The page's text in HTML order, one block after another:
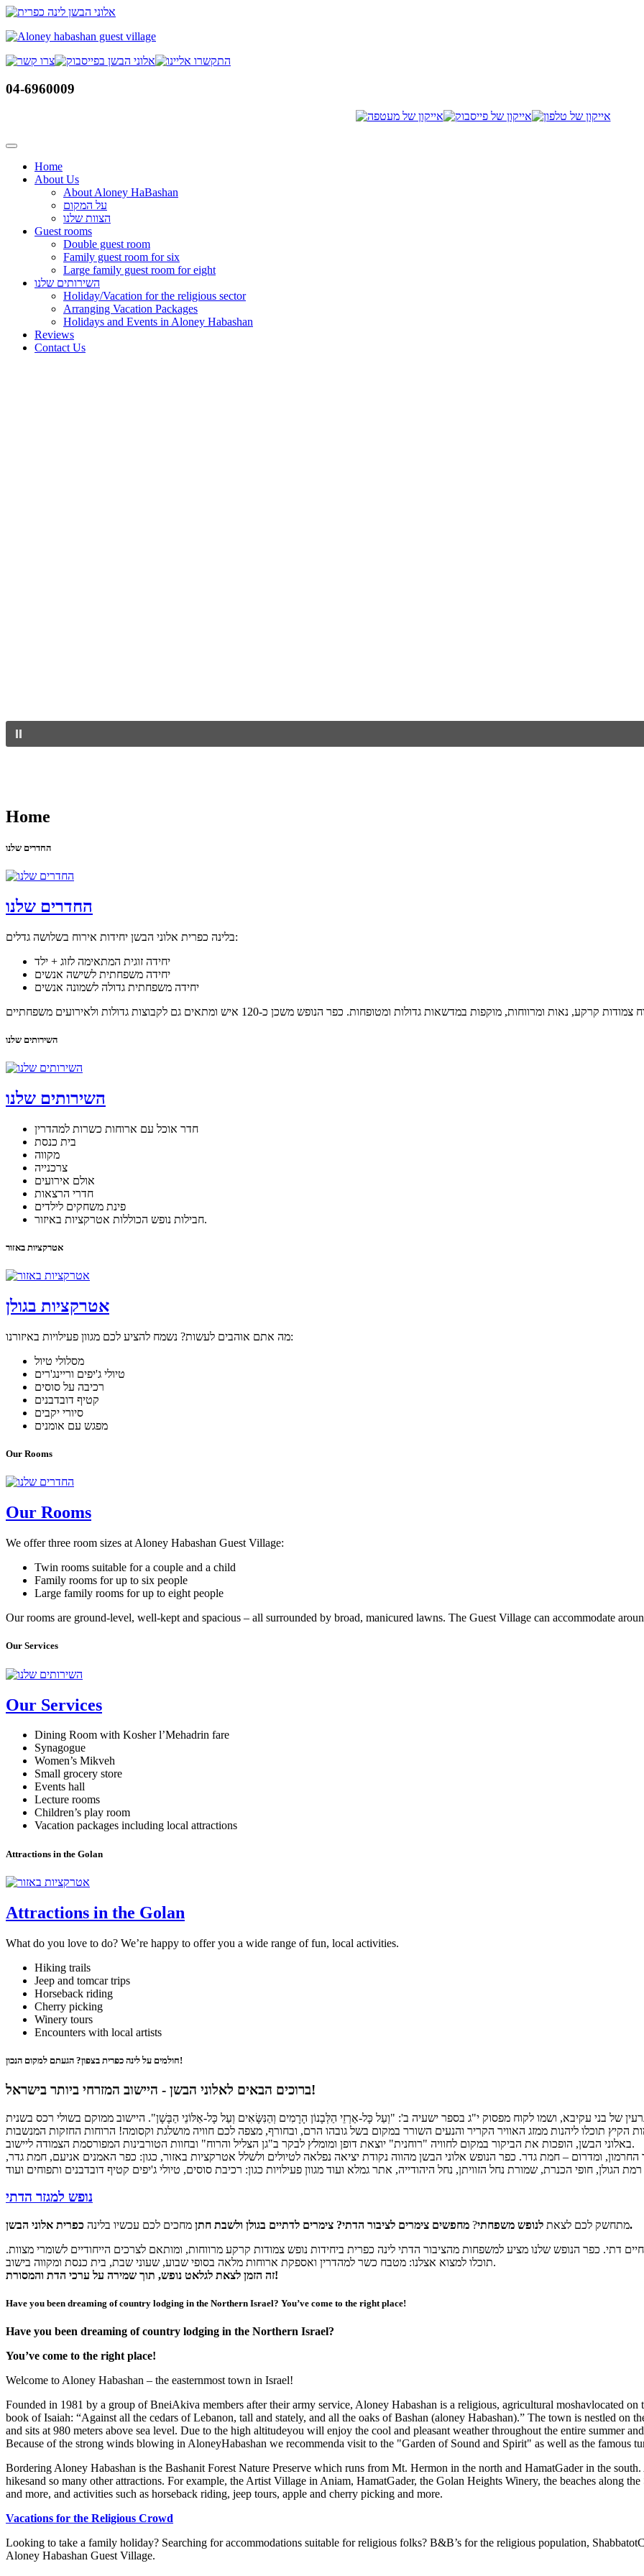
Skip
content
04-6960009
Home
About Us
About Aloney HaBashan
על המקום
הצוות שלנו
Guest rooms
Double guest room
Family guest room for six
Large family guest room for eight
השירותים שלנו
Holiday/Vacation for the religious sector
Arranging Vacation Packages
Holidays and Events in Aloney Habashan
Reviews
Contact Us
Home
החדרים שלנו
החדרים שלנו
בלינה כפרית אלוני הבשן יחידות אירוח בשלושה גדלים:
יחידה זוגית המתאימה לזוג + ילד
יחידה משפחתית לשישה אנשים
יחידה משפחתית גדולה לשמונה אנשים
השירותים שלנו
השירותים שלנו
חדר אוכל עם ארוחות כשרות למהדרין
בית כנסת
מקווה
צרכנייה
אולם אירועים
חדרי הרצאות
פינת משחקים לילדים
חבילות נופש הכוללות אטרקציות באיזור.
אטרקציות באזור
אטרקציות בגולן
מה אתם אוהבים לעשות? נשמח להציע לכם מגוון פעילויות באיזורנו:
מסלולי טיול
טיולי ג'יפים וריינג'רים
רכיבה על סוסים
קטיף דובדבנים
סיורי יקבים
מפגש עם אומנים
Our Rooms
Our Rooms
We offer three room sizes at Aloney Habashan Guest Village:
Twin rooms suitable for a couple and a child
Family rooms for up to six people
Large family rooms for up to eight people
Our rooms are ground-level, well-kept and spacious – all surrounded by broad, manicured lawns. The Guest Village can accommodate
Our Services
Our Services
Dining Room with Kosher l’Mehadrin fare
Synagogue
Women’s Mikveh
Small grocery store
Events hall
Lecture rooms
Children’s play room
Vacation packages including local attractions
Attractions in the Golan
Attractions in the Golan
What do you love to do? We’re happy to offer you a wide range of fun, local activities.
Hiking trails
Jeep and tomcar trips
Horseback riding
Cherry picking
Winery tours
Encounters with local artists
חולמים על לינה כפרית בצפון? הגעתם למקום הנכון!
ברוכים הבאים לאלוני הבשן - היישוב המזרחי ביותר בישראל!
הוא מושב שיתופי דתי שהוקם ברמת הגולן בשנת 1981 ע"י גרעין של בני עקיבא, ושמו לקוח מפסוק י"ג בספר ישעיה ב': "וְעַל כָּל-אַרְזֵי הַלְּבָנוֹן הָרָמִים וְהַנִּשָּׂאִים וְעַל כָּל-אַלּוֹנֵי הַבָּשָׁן". היישוב ממוקם בשולי רכס בשנית
מעל פני הים. במשך כל ימות הקיץ תוכלו ליהנות ממזג האוויר הקריר והנעים השורר במקום בשל גובהו הרם, ובחורף, מצפה לכם חוויה מושלגת וקסומה! הרוחות החזקות המנשבות
באלוני הבשן, הופכות את הביקור במקום לחוויה "רוחנית" יוצאת דופן ומומלץ לבקר ב"גן הצליל והרוח" ובחוות הטורבינות המפורסמת הצמודה ליישוב.
ומדרום – חמת גדר. כפר הנופש אלוני הבשן מהווה נקודת יציאה נפלאה לטיולים ולשלל אטרקציות באזור, כגון: כפר האמנים אניעם, חמת גדר,
נופש למגזר הדתי
מתחשק לכם לצאת לנופש משפחתי? מחפשים צימרים לציבור הדתי? צימרים לדתיים בגולן ולשבת חתן מחכים לכם עכשיו בלינה
כפרית אלוני הבשן.
דתי. כפר הנופש שלנו מציע למשפחות מהציבור הדתי לינה כפרית ביחידות נופש צמודות קרקע מרווחות, ומותאם לצרכים הייחודיים לשומרי מצוות.
תוכלו למצוא אצלנו: מטבח כשר למהדרין ואספקת ארוחות מלאה בסופי שבוע, שעוני שבת, בית כנסת ומקווה בישוב.
זה הזמן לצאת לגלאט נופש, תוך שמירה על ערכי הדת והמסורת!
Have you been dreaming of country lodging in the Northern Israel? You’ve come to the right place!
Have you been dreaming of country lodging in the Northern Israel?
You’ve come to the right place!
Welcome to Aloney Habashan – the easternmost town in Israel!
Founded in 1981 by a group of BneiAkiva members after their army service, Aloney Habashan is a religious, agricultural moshavlocated
book of Isaiah: “Against all the cedars of Lebanon, tall and stately, and all the oaks of Bashan (aloney Habashan).” The town is nestled on
and sits at 980 meters above sea level. Due to the high altitudeyou will enjoy the cool and pleasant weather throughout the entire summer
Because of the strong winds blowing in AloneyHabashan we recommenda visit to the "Garden of Sound and Spirit" as well as the famous
Bordering Aloney Habashan is the Bashanit Forest Nature Preserve which runs from Mt. Hermon in the north and HamatGader in the
hikesand so many other attractions. For example, the Artist Village in Aniam, HamatGader, the Golan Heights Winery, the beaches along
and more, and activities such as horseback riding, jeep tours, apple and cherry picking and more.
Vacations for the Religious Crowd
Looking to take a family holiday? Searching for accommodations suitable for religious folks? B&B’s for the religious population,
Aloney Habashan Guest Village.